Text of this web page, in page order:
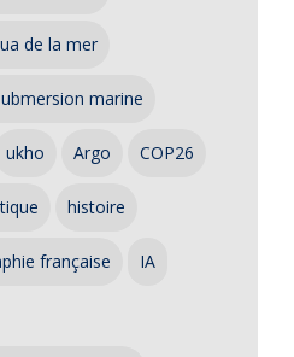
de la mer
marine
ukho Argo COP26
histoire
française IA